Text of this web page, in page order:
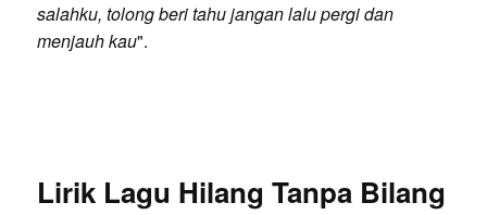
salahku, tolong beri tahu jangan lalu pergi dan
menjauh kau".
Lirik Lagu Hilang Tanpa Bilang